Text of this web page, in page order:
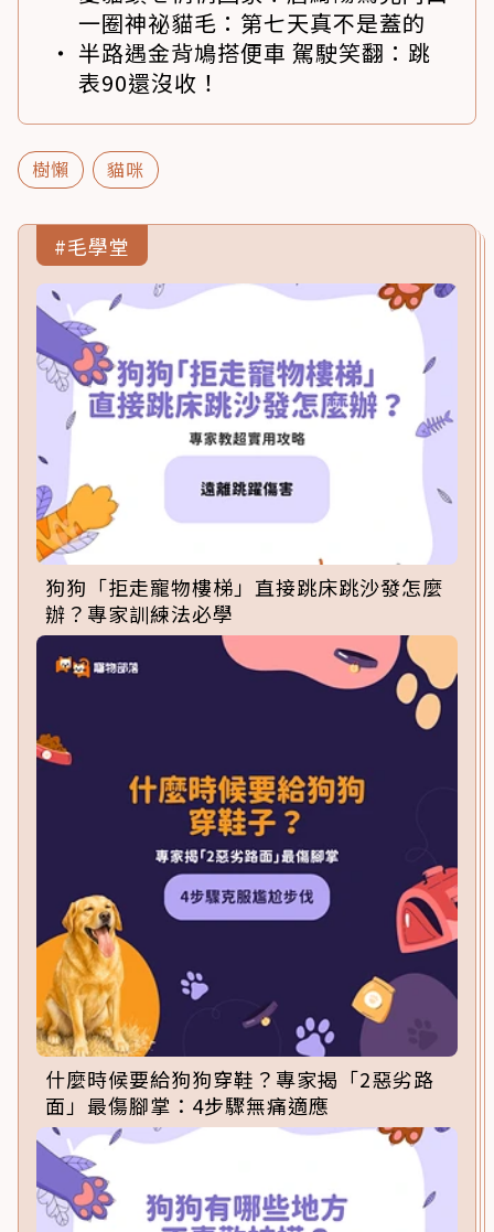
一圈神祕貓毛：第七天真不是蓋的
半路遇金背鳩搭便車 駕駛笑翻：跳
表90還沒收！
樹懶 貓咪
#毛學堂
狗狗「拒走寵物樓梯」直接跳床跳沙發怎麼
辦？專家訓練法必學
什麼時候要給狗狗穿鞋？專家揭「2惡劣路
面」最傷腳掌：4步驟無痛適應